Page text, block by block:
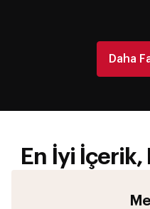
Daha
En İyi İçerik,